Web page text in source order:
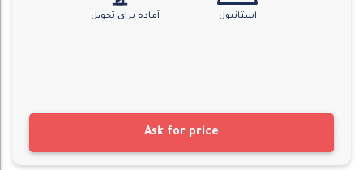
استانبول آماده برای تحویل
Ask for price